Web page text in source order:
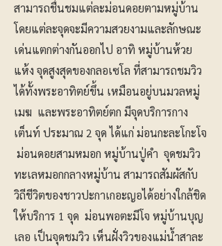
สามารถชื่นชมแต่ละม่อนดอยตามหมู่บ้าน
โดยแต่ละจุดจะมีความสวยงามและลักษณะ
เด่นแตกต่างกันออกไป อาทิ หมู่บ้านห้วย
แห้ง จุดสูงสุดของกลอเซโล ที่สามารถชมวิว
ได้ทั้งพระอาทิตย์ขึ้น เหมือนอยู่บนมวลหมู่
เมฆ และพระอาทิตย์ตก มีจุดบริการกาง
เต็นท์ ประมาณ 2 จุด ได้แก่ ม่อนกะละโกะโจ
ม่อนดอยสามหมอก หมู่บ้านปู่คำ จุดชมวิว
ทะเลหมอกกลางหมู่บ้าน สามารถสัมผัสกับ
วิถีชีวิตของชาวปะกาเกอะญอได้อย่างใกล้ชิด
ให้บริการ 1 จุด ม่อนพอตะมีโจ หมู่บ้านบุญ
เลอ เป็นจุดชมวิว เห็นฝั่งวิวของแม่น้ำสาละ